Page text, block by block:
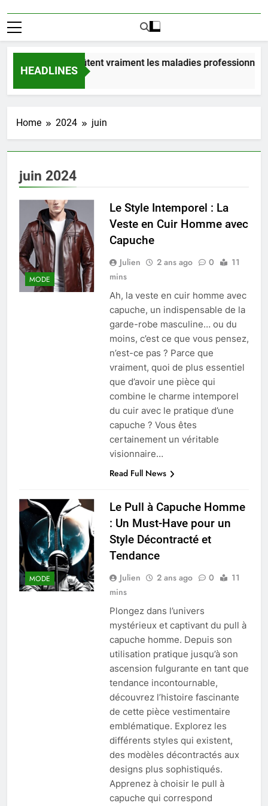
HEADLINES
Combien coûtent vraiment les maladies
1 Jour Ago
Home 2024 juin
juin 2024
MODE
Le Style Intemporel : La
Veste en Cuir Homme avec
Capuche
Julien 2 ans ago 0
11
mins
Ah, la veste en cuir homme avec
capuche, un indispensable de la
garde-robe masculine… ou du
moins, c’est ce que vous pensez,
n’est-ce pas ? Parce que
vraiment, quoi de plus essentiel
que d’avoir une pièce qui
combine le charme intemporel
du cuir avec le pratique d’une
capuche ? Vous êtes
certainement un véritable
visionnaire…
Read Full News
MODE
Le Pull à Capuche Homme
: Un Must-Have pour un
Style Décontracté et
Tendance
Julien 2 ans ago 0
11
mins
Plongez dans l’univers
mystérieux et captivant du pull à
capuche homme. Depuis son
utilisation pratique jusqu’à son
ascension fulgurante en tant que
tendance incontournable,
découvrez l’histoire fascinante
de cette pièce vestimentaire
emblématique. Explorez les
différents styles qui existent,
des modèles décontractés aux
designs plus sophistiqués.
Apprenez à choisir le pull à
capuche qui correspond